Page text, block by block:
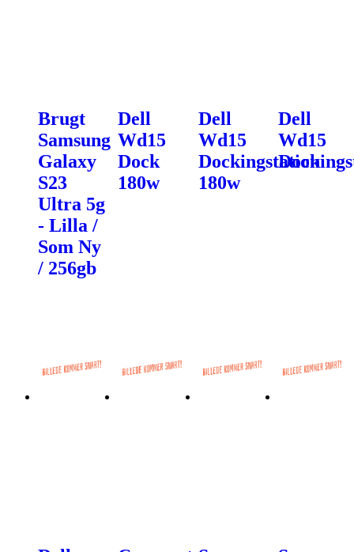
Brugt
Samsung
Galaxy
S23
Ultra 5g
- Lilla /
Som Ny
/ 256gb
Dell
Wd15
Dock
180w
Dell
Wd15
Dockingstation
180w
Dell
Wd15